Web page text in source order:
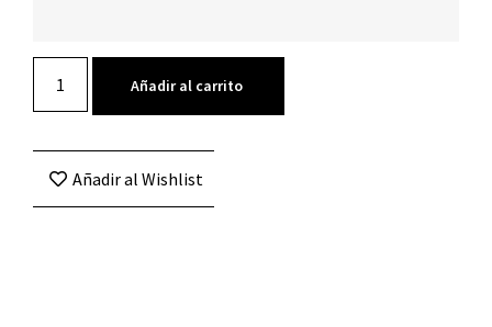
Añadir al carrito
Añadir al Wishlist